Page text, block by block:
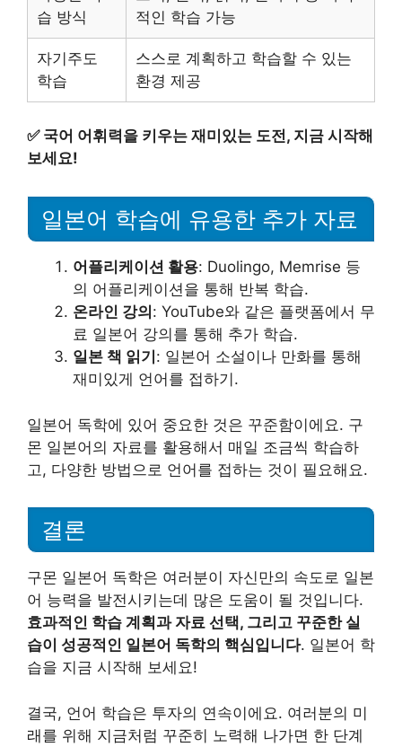
습 방식
적인 학습 가능
자기주도
학습
스스로 계획하고 학습할 수 있는
환경 제공
✅ 국어 어휘력을 키우는 재미있는 도전, 지금 시작해
보세요!
일본어 학습에 유용한 추가 자료
어플리케이션 활용: Duolingo, Memrise 등
의 어플리케이션을 통해 반복 학습.
온라인 강의 : YouTube와 같은 플랫폼에서 무
료 일본어 강의를 통해 추가 학습.
일본 책 읽기 : 일본어 소설이나 만화를 통해
재미있게 언어를 접하기.
일본어 독학에 있어 중요한 것은 꾸준함이에요. 구
몬 일본어의 자료를 활용해서 매일 조금씩 학습하
고, 다양한 방법으로 언어를 접하는 것이 필요해요.
결론
구몬 일본어 독학은 여러분이 자신만의 속도로 일본
어 능력을 발전시키는데 많은 도움이 될 것입니다.
효과적인 학습 계획과 자료 선택, 그리고 꾸준한 실
습이 성공적인 일본어 독학의 핵심입니다. 일본어 학
습을 지금 시작해 보세요!
결국, 언어 학습은 투자의 연속이에요. 여러분의 미
래를 위해 지금처럼 꾸준히 노력해 나가면 한 단계